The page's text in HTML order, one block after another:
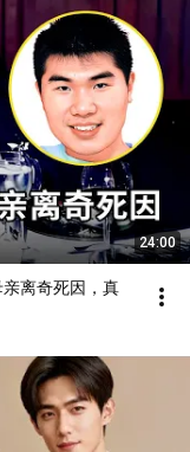
24:00
离奇死因，真